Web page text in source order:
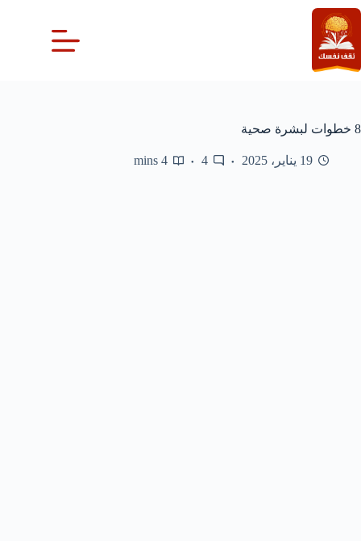
التجاوز
إلى
المحتوى
8 خطوات لبشرة صحية
19 يناير، 2025 4
4 mins